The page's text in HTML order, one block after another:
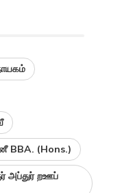
BBA. (Hons.)
அப்துர் றஊப்